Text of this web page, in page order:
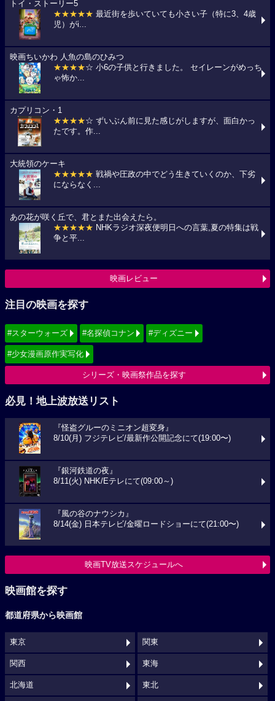
トイ・ストーリー5
★★★★★ 最近街を歩いていても小さい子（特に3、4歳
児）がi...
映画ちいかわ 人魚の島のひみつ
★★★★☆ 小6の子供と行きました。 セイレーンがめっち
ゃ怖か...
カプリコン・1
★★★★☆ ずいぶん前に見た感じがしますが、面白かっ
たです。作...
大統領のケーキ
★★★★★ 戦禍や圧政の中でどう生きていくのか、下劣
にならなく...
あの花が咲く丘で、君とまた出会えたら。
★★★★★ NHKラジオ深夜便明日への言葉,夏の特集は戦
争と平...
映画レビュー
注目の映画を探す
#スターウォーズ #名探偵コナン #ディズニー
#少女漫画原作実写化
シリーズ・映画祭作品を探す
必見！地上波放送リスト
『怪盗グルーのミニオン超変身』
8/10(月) フジテレビ/最新作公開記念にて(19:00〜)
『銀河鉄道の夜』
8/11(火) NHK/Eテレにて(09:00～)
『風の谷のナウシカ』
8/14(金) 日本テレビ/金曜ロードショーにて(21:00〜)
映画TV放送スケジュールへ
映画館を探す
都道府県から映画館
東京 関東
関西 東海
北海道 東北